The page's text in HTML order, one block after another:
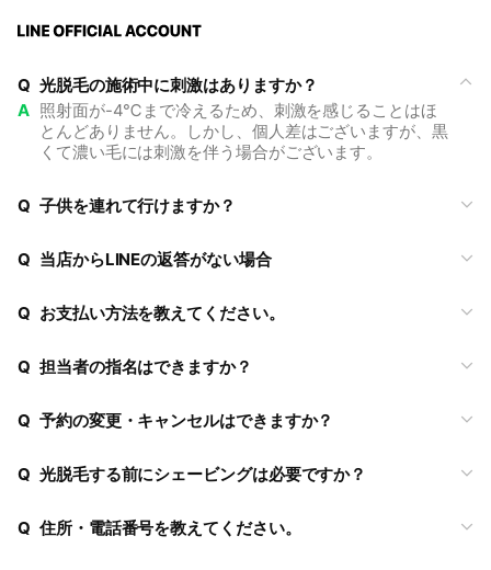
Q 光脱毛の施術中に刺激はありますか？
A 照射面が-4℃まで冷えるため、刺激を感じることはほ
とんどありません。しかし、個人差はございますが、黒
くて濃い毛には刺激を伴う場合がございます。
Q 子供を連れて行けますか？
Q 当店からLINEの返答がない場合
Q お支払い方法を教えてください。
Q 担当者の指名はできますか？
Q 予約の変更・キャンセルはできますか？
Q 光脱毛する前にシェービングは必要ですか？
Q 住所・電話番号を教えてください。